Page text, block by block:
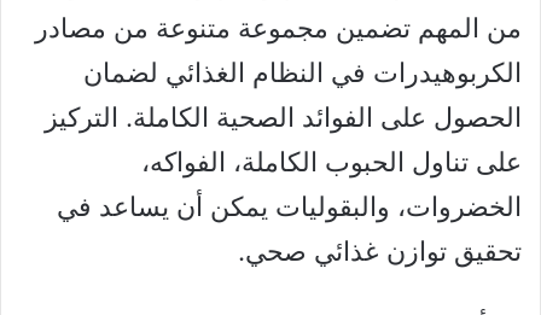
من المهم تضمين مجموعة متنوعة من مصادر
الكربوهيدرات في النظام الغذائي لضمان
الحصول على الفوائد الصحية الكاملة. التركيز
على تناول الحبوب الكاملة، الفواكه،
الخضروات، والبقوليات يمكن أن يساعد في
تحقيق توازن غذائي صحي.